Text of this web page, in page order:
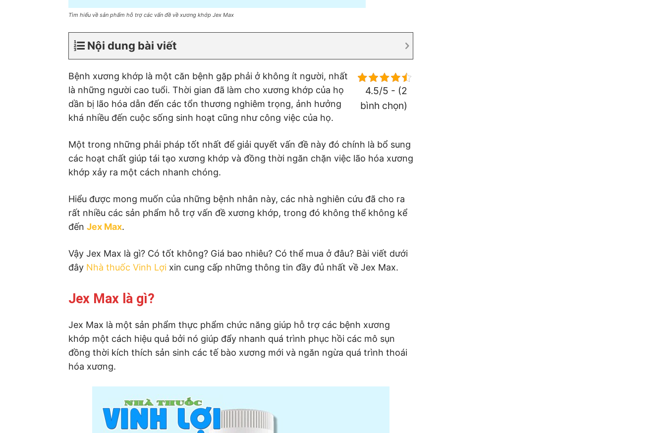
Tìm hiểu về sản phẩm hỗ trợ các vấn đề về xương khớp Jex Max
Nội dung bài viết
4.5/5 - (2
bình chọn)
Bệnh xương khớp là một căn bệnh gặp phải ở không ít người, nhất
là những người cao tuổi. Thời gian đã làm cho xương khớp của họ
dần bị lão hóa dẫn đến các tổn thương nghiêm trọng, ảnh hưởng
khá nhiều đến cuộc sống sinh hoạt cũng như công việc của họ.
Một trong những phải pháp tốt nhất để giải quyết vấn đề này đó chính là bổ sung
các hoạt chất giúp tái tạo xương khớp và đồng thời ngăn chặn việc lão hóa xương
khớp xảy ra một cách nhanh chóng.
Hiểu được mong muốn của những bệnh nhân này, các nhà nghiên cứu đã cho ra
rất nhiều các sản phẩm hỗ trợ vấn đề xương khớp, trong đó không thể không kể
đến Jex Max.
Vậy Jex Max là gì? Có tốt không? Giá bao nhiêu? Có thể mua ở đâu? Bài viết dưới
đây Nhà thuốc Vinh Lợi xin cung cấp những thông tin đầy đủ nhất về Jex Max.
Jex Max là gì?
Jex Max là một sản phẩm thực phẩm chức năng giúp hỗ trợ các bệnh xương
khớp một cách hiệu quả bởi nó giúp đẩy nhanh quá trình phục hồi các mô sụn
đồng thời kích thích sản sinh các tế bào xương mới và ngăn ngừa quá trình thoái
hóa xương.